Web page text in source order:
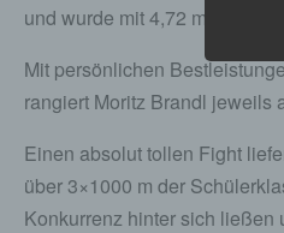
und wurde mit 4,72 m Vierter
Mit persönlichen
rangiert Moritz Brandl jeweils
Einen absolut tollen Fight
über 3×1000 m der
Konkurrenz hinter sich ließen